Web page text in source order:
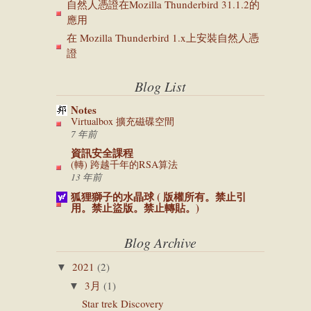
自然人憑證在Mozilla Thunderbird 31.1.2的
應用
在 Mozilla Thunderbird 1.x上安裝自然人憑
證
Blog List
Notes
Virtualbox 擴充磁碟空間
7 年前
資訊安全課程
(轉) 跨越千年的RSA算法
13 年前
狐狸獅子的水晶球 ( 版權所有。禁止引
用。禁止盜版。禁止轉貼。)
Blog Archive
▼ 2021 (2)
▼ 3月 (1)
Star trek Discovery